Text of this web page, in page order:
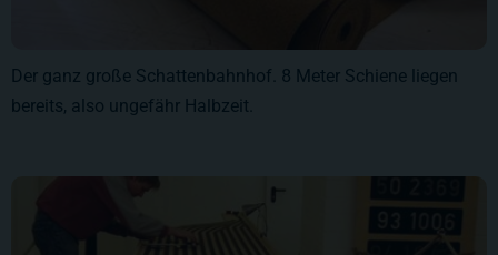
Der ganz große Schattenbahnhof. 8 Meter Schiene liegen
bereits, also ungefähr Halbzeit.